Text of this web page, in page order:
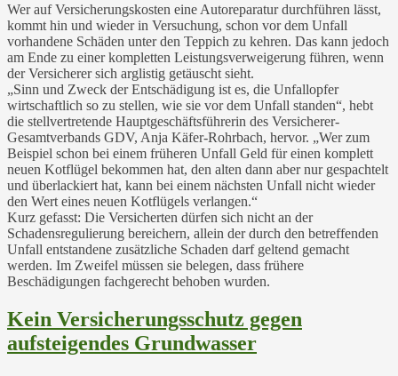
Wer auf Versicherungskosten eine Autoreparatur durchführen lässt,
kommt hin und wieder in Versuchung, schon vor dem Unfall
vorhandene Schäden unter den Teppich zu kehren. Das kann jedoch
am Ende zu einer kompletten Leistungsverweigerung führen, wenn
der Versicherer sich arglistig getäuscht sieht.
„Sinn und Zweck der Entschädigung ist es, die Unfallopfer
wirtschaftlich so zu stellen, wie sie vor dem Unfall standen“, hebt
die stellvertretende Hauptgeschäftsführerin des Versicherer-
Gesamtverbands GDV, Anja Käfer-Rohrbach, hervor. „Wer zum
Beispiel schon bei einem früheren Unfall Geld für einen komplett
neuen Kotflügel bekommen hat, den alten dann aber nur gespachtelt
und überlackiert hat, kann bei einem nächsten Unfall nicht wieder
den Wert eines neuen Kotflügels verlangen.“
Kurz gefasst: Die Versicherten dürfen sich nicht an der
Schadensregulierung bereichern, allein der durch den betreffenden
Unfall entstandene zusätzliche Schaden darf geltend gemacht
werden. Im Zweifel müssen sie belegen, dass frühere
Beschädigungen fachgerecht behoben wurden.
Kein Versicherungsschutz gegen
aufsteigendes Grundwasser